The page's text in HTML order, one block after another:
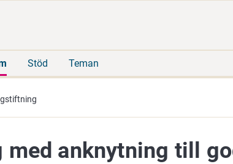
Stöd Teman
anknytning till